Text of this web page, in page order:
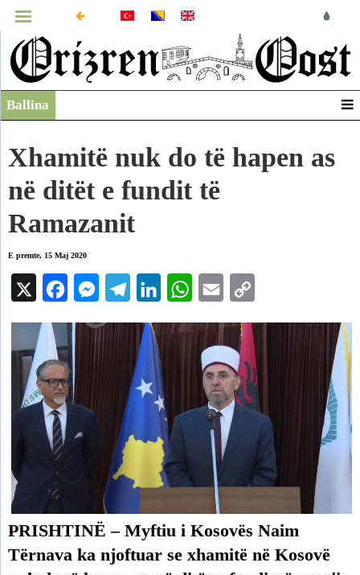
MENUJA
Infografikë
Ballina
Xhamitë nuk do të hapen as
në ditët e fundit të
Ramazanit
E premte, 15 Maj 2020
Facebook Messenger Telegram LinkedIn
PRISHTINË – Myftiu i Kosovës Naim
Tërnava ka njoftuar se xhamitë në Kosovë